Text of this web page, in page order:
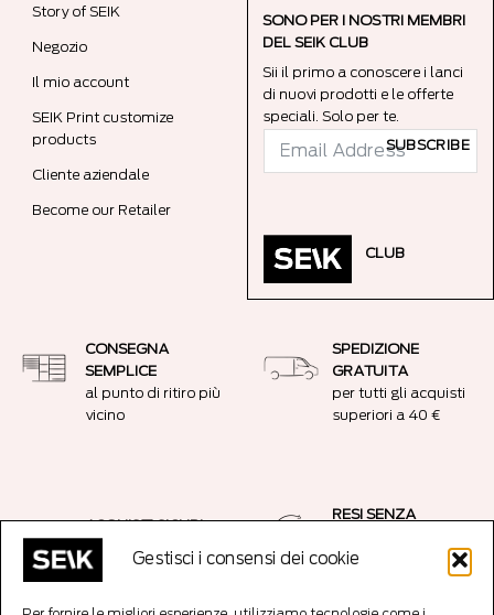
Gestisci i consensi dei cookie
Story of SEIK
Negozio
Il mio account
SEIK Print customize
products
Cliente aziendale
Become our Retailer
SONO PER I NOSTRI MEMBRI
DEL SEIK CLUB
Sii il primo a conoscere i lanci
di nuovi prodotti e le offerte
speciali. Solo per te.
SUBSCRIBE
CLUB
CONSEGNA
SEMPLICE
al punto di ritiro più
vicino
SPEDIZIONE
GRATUITA
per tutti gli acquisti
superiori a 40 €
ACQUISTI SICURI
Connessione
crittografata SSL
RESI SENZA
14 giorni senza fare